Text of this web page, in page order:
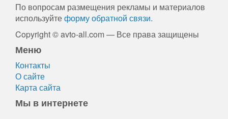
По вопросам размещения рекламы и материалов
используйтеформу обратной связи.
Copyright © avto-all.com — Все права защищены
Меню
Контакты
О сайте
Карта сайта
Мы в интернете